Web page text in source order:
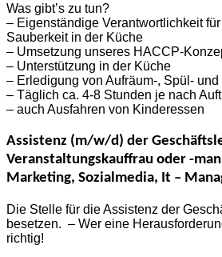
Was gibt’s zu tun?
– Eigenständige Verantwortlichkeit
Sauberkeit in der Küche
– Umsetzung unseres HACCP-
– Unterstützung in der Küche
– Erledigung von Aufräum-, Spül-
– Täglich ca. 4-8 Stunden je nach
– auch Ausfahren von Kinderessen
Assistenz (m/w/d) der
Veranstaltungskauffrau oder -
Marketing, Sozialmedia, It –
Die Stelle für die Assistenz der
besetzen. – Wer eine
richtig!